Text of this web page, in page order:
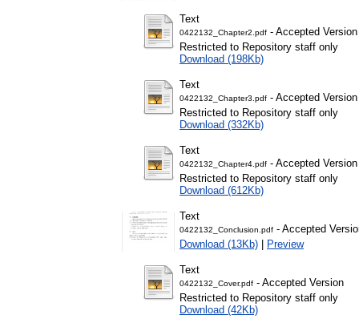
Text
0422132_Chapter2.pdf - Accepted Version
Restricted to Repository staff only
Download (198Kb)
Text
0422132_Chapter3.pdf - Accepted Version
Restricted to Repository staff only
Download (332Kb)
Text
0422132_Chapter4.pdf - Accepted Version
Restricted to Repository staff only
Download (612Kb)
Text
0422132_Conclusion.pdf - Accepted
Download (13Kb) | Preview
Text
0422132_Cover.pdf - Accepted Version
Restricted to Repository staff only
Download (42Kb)